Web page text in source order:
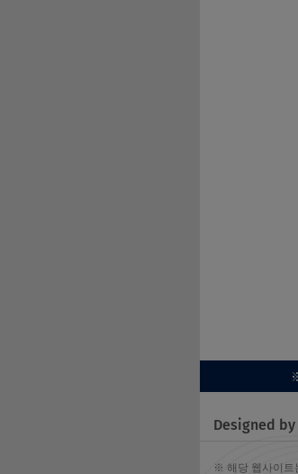
Designed
※ 해당 웹사이트